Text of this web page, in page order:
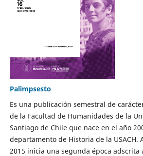
Palimpsesto
Es una publicación semestral de
de la Facultad de Humanidades de la
Santiago de Chile que nace en el año
departamento de Historia de la USACH.
2015 inicia una segunda época adscrita